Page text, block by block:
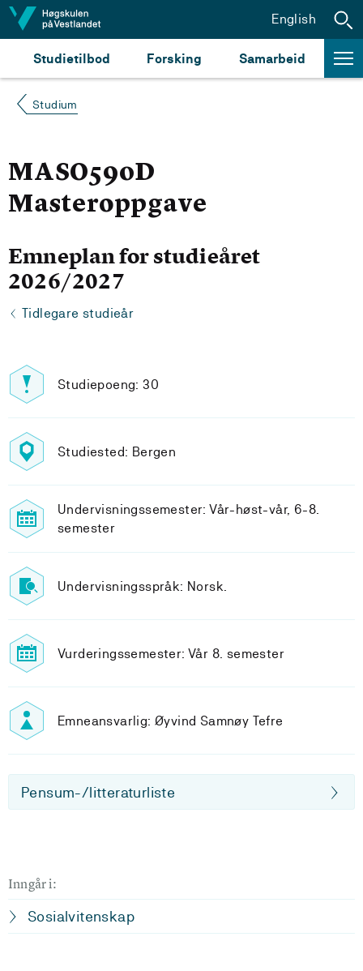
Hopp til innhald
Studietilbod Forsking Samarbeid
English
Studium
MASO590D
Masteroppgave
Emneplan for studieåret
2026/2027
Tidlegare studieår
Studiepoeng: 30
Studiested: Bergen
Undervisningssemester: Vår-høst-vår, 6-8.
semester
Undervisningsspråk: Norsk.
Vurderingssemester: Vår 8. semester
Emneansvarlig: Øyvind Samnøy Tefre
Pensum-/litteraturliste
Inngår i:
Sosialvitenskap